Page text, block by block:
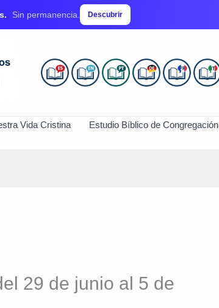
Sin permanencia. Descubrir
Vida Cristina Estudio Bíblico de Congregación
29 de junio al 5 de